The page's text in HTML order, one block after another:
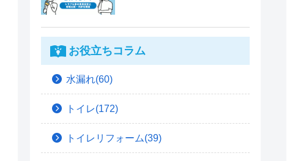
お役立ちコラム
水漏れ(60)
トイレ(172)
トイレリフォーム(39)